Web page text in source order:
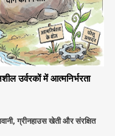
उर्वरकों में आत्मनिर्भरता
ग्रीनहाउस खेती और संरक्षित